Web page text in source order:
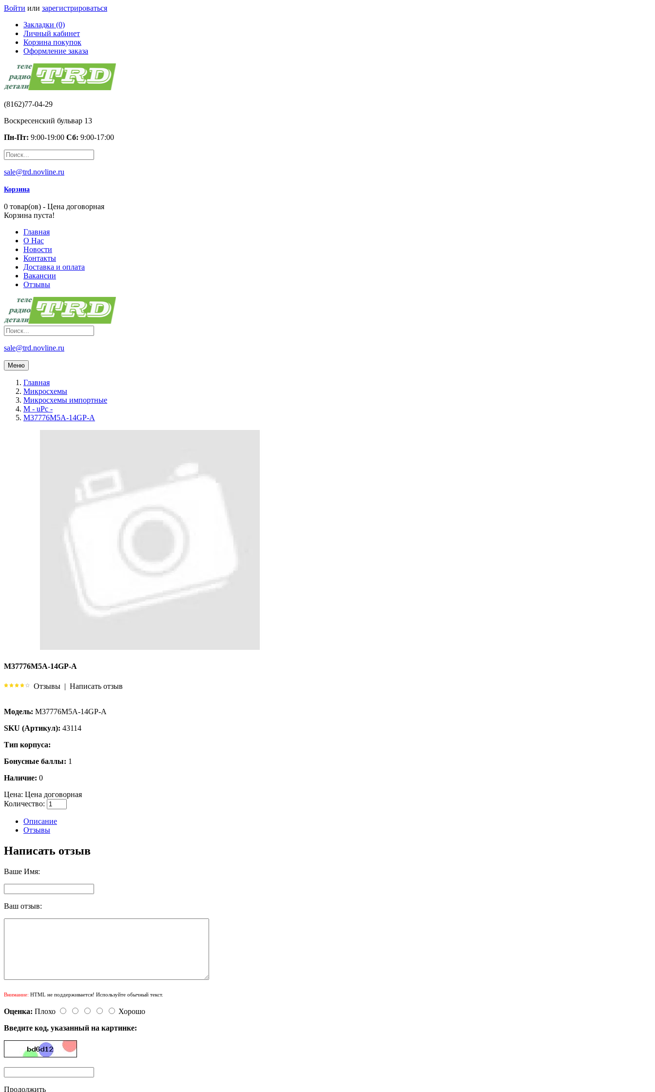
Войти или зарегистрироваться
Закладки (0)
Личный кабинет
Корзина покупок
Оформление заказа
(8162)77-04-29
Воскресенский бульвар 13
Пн-Пт: 9:00-19:00 Сб: 9:00-17:00
sale@trd.novline.ru
Корзина
0 товар(ов) - Цена договорная
Корзина пуста!
Главная
О Нас
Новости
Контакты
Доставка и оплата
Вакансии
Отзывы
sale@trd.novline.ru
Меню
Главная
Микросхемы
Микросхемы импортные
M - uPc -
M37776M5A-14GP-A
M37776M5A-14GP-A
Отзывы | Написать отзыв
Модель: M37776M5A-14GP-A
SKU (Артикул): 43114
Тип корпуса:
Бонусные баллы: 1
Наличие: 0
Цена: Цена договорная
Количество:
Описание
Отзывы
Написать отзыв
Ваше Имя:
Ваш отзыв:
Внимание: HTML не поддерживается! Используйте обычный текст.
Оценка: Плохо
Хорошо
Введите код, указанный на картинке:
Продолжить